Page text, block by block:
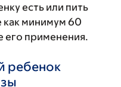
есть или пить
как минимум 60
его применения.
ребенок